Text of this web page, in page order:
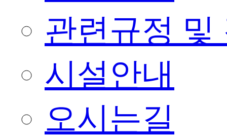
관련규정 및
시설안내
오시는길